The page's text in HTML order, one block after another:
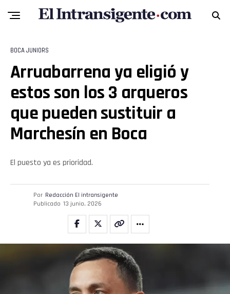
BOCA JUNIORS
Arruabarrena ya eligió y
estos son los 3 arqueros
que pueden sustituir a
Marchesín en Boca
El puesto ya es prioridad.
Por Redacción El intransigente
Publicado 13 junio, 2026
Flipboard